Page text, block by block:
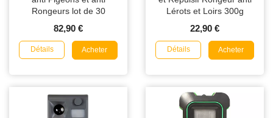
Rongeurs lot de 30
82,90 €
Détails Acheter
Lérots et Loirs 300g
22,90 €
Détails Acheter